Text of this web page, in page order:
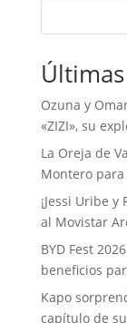
Ozuna y
«ZIZI», su
La Oreja de
Montero
¡Jessi Uribe y
al Movistar
BYD Fest
beneficios
Kapo
capítulo de